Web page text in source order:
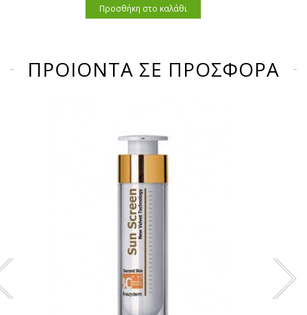
Προσθήκη στο καλάθι
ΠΡΟΙΟΝΤΑ ΣΕ ΠΡΟΣΦΟΡΑ